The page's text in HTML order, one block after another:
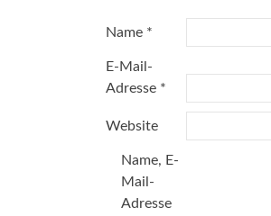
Name *
E-Mail-
Adresse *
Website
Name, E-
Mail-
Adresse